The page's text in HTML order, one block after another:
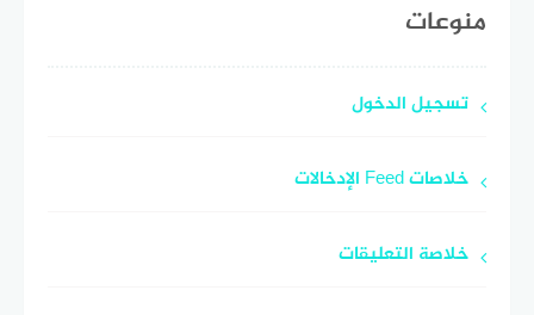
منوعات
تسجيل الدخول
خلاصات Feed الإدخالات
خلاصة التعليقات